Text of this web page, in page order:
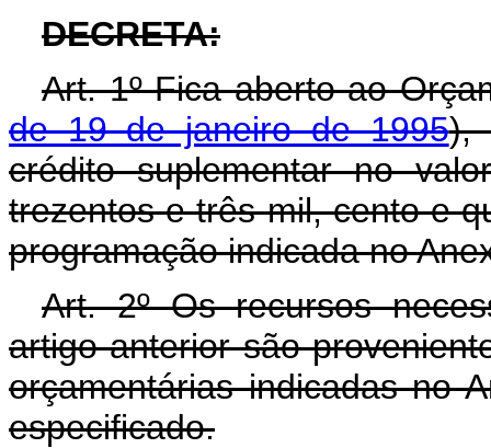
DECRETA:
Art. 1º Fica aberto ao
de 19 de janeiro de 1995),
crédito suplementar no
trezentos e três mil, cento e
programação indicada no
Art. 2º Os recursos
artigo anterior são
orçamentárias indicadas no
especificado.